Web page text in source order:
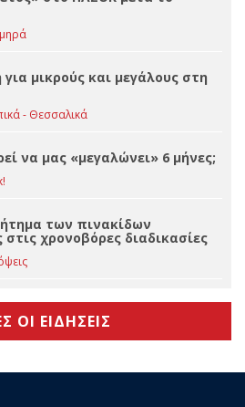
στο ΠΑΣΟΚ μετά το
μικρούς και μεγάλους στη
να μας «μεγαλώνει» 6 μήνες;
των πινακίδων
χρονοβόρες διαδικασίες